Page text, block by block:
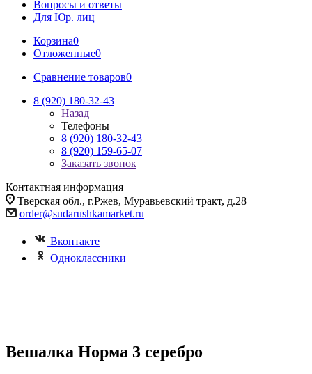
Вопросы и ответы
Для Юр. лиц
Корзина0
Отложенные0
Сравнение товаров0
8 (920) 180-32-43
Назад
Телефоны
8 (920) 180-32-43
8 (920) 159-65-07
Заказать звонок
Контактная информация
Тверская обл., г.Ржев, Муравьевский тракт, д.28
order@sudarushkamarket.ru
Вконтакте
Одноклассники
Вешалка Норма 3 серебро